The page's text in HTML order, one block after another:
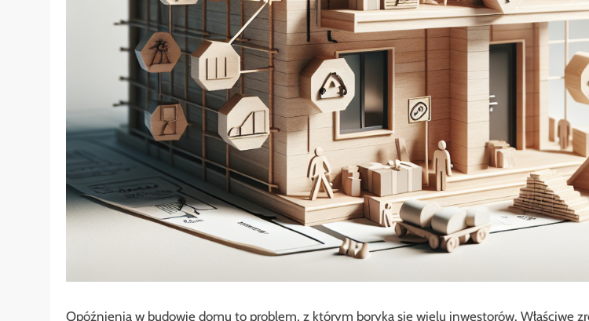
Opóźnienia w budowie domu to problem, z którym boryka się wielu inwestorów. Właściwe